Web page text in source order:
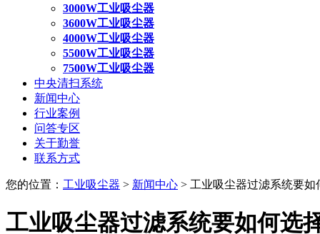
3000W工业吸尘器
3600W工业吸尘器
4000W工业吸尘器
5500W工业吸尘器
7500W工业吸尘器
中央清扫系统
新闻中心
行业案例
问答专区
关于勤誉
联系方式
您的位置： 工业吸尘器 > 新闻中心 > 工业吸尘器过滤系统要如
工业吸尘器过滤系统要如何选